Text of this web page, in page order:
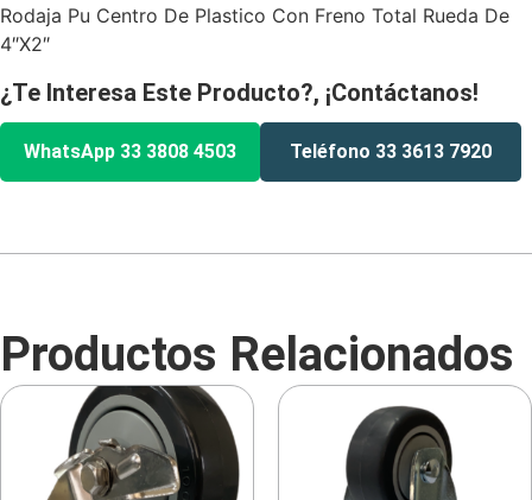
Rodaja Pu Centro De Plastico Con Freno Total Rueda De
4″X2″
¿Te Interesa Este Producto?, ¡Contáctanos!
WhatsApp 33 3808 4503 Teléfono 33 3613 7920
Productos Relacionados